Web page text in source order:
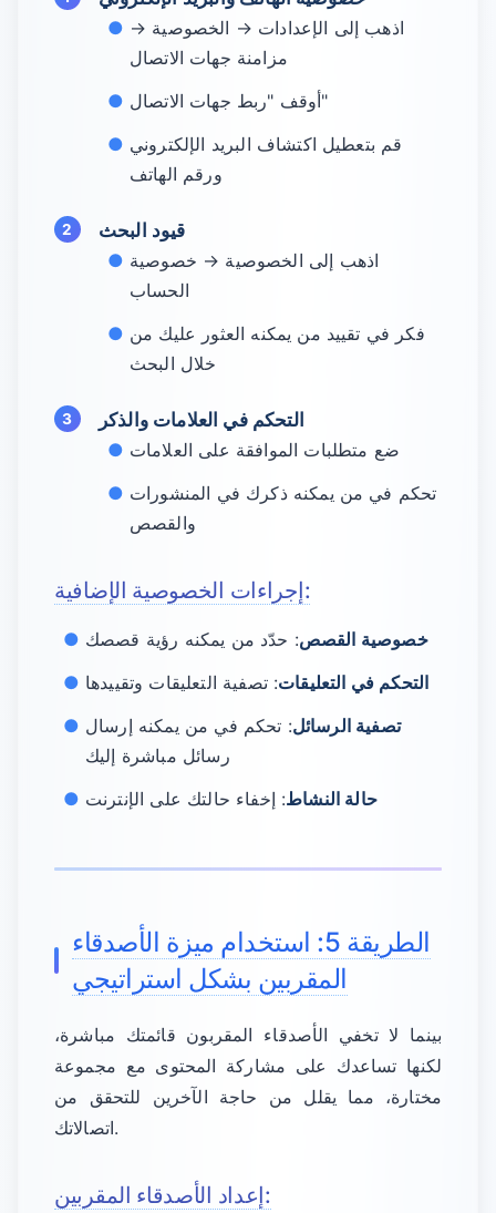
اذهب إلى الإعدادات → الخصوصية →
مزامنة جهات الاتصال
أوقف "ربط جهات الاتصال"
قم بتعطيل اكتشاف البريد الإلكتروني
ورقم الهاتف
قيود البحث
اذهب إلى الخصوصية → خصوصية
الحساب
فكر في تقييد من يمكنه العثور عليك من
خلال البحث
التحكم في العلامات والذكر
ضع متطلبات الموافقة على العلامات
تحكم في من يمكنه ذكرك في المنشورات
والقصص
إجراءات الخصوصية الإضافية:
خصوصية القصص: حدّد من يمكنه رؤية قصصك
التحكم في التعليقات: تصفية التعليقات وتقييدها
تصفية الرسائل: تحكم في من يمكنه إرسال
رسائل مباشرة إليك
حالة النشاط: إخفاء حالتك على الإنترنت
الطريقة 5: استخدام ميزة الأصدقاء
المقربين بشكل استراتيجي
بينما لا تخفي الأصدقاء المقربون قائمتك مباشرة،
لكنها تساعدك على مشاركة المحتوى مع مجموعة
مختارة، مما يقلل من حاجة الآخرين للتحقق من
اتصالاتك.
إعداد الأصدقاء المقربين: